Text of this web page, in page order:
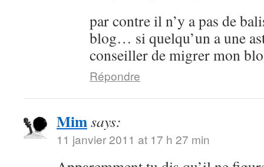
par contre il n’y a pas de
blog… si quelqu’un a une
conseiller de migrer mon
Répondre
Mimsays:
11 janvier 2011 at 17 h 27 min